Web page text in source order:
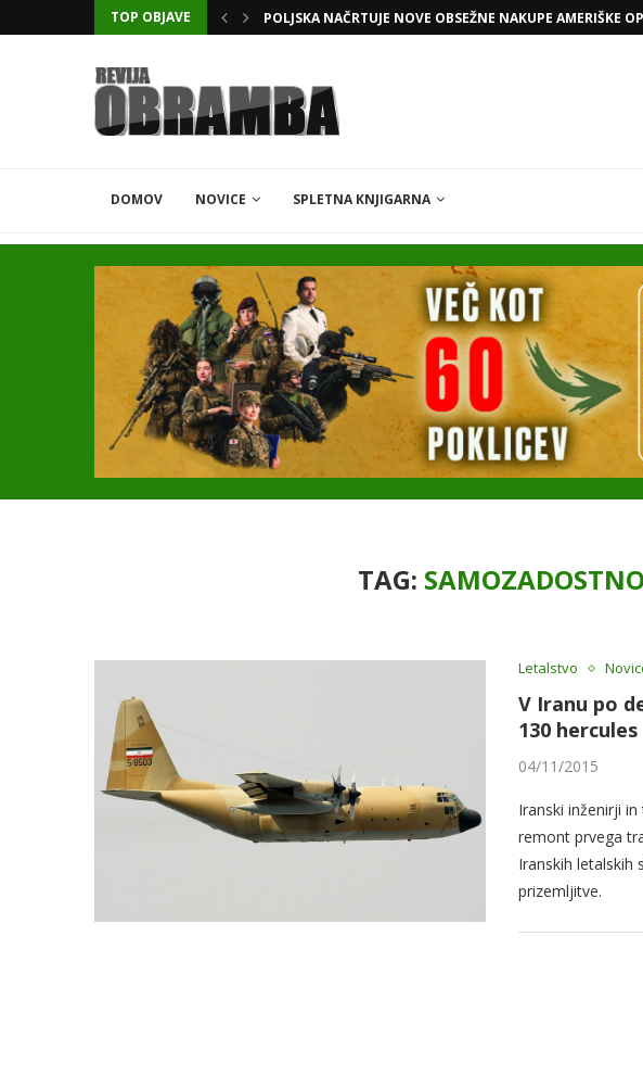
TOP OBJAVE POLJSKA NAČRTUJE NOVE OBSEŽNE NAKUPE AMERIŠKE
DOMOV NOVICE SPLETNA KNJIGARNA
TAG:
Letalstvo
V Iranu po
130 hercules
04/11/2015
Iranski inženirji
remont prvega
Iranskih letalskih
prizemljitve.